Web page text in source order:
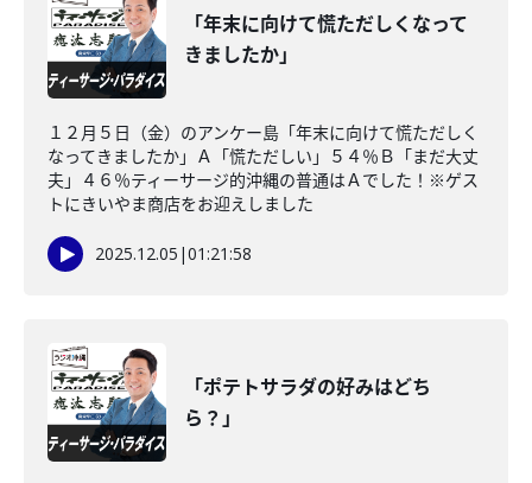
「年末に向けて慌ただしくなって
きましたか」
１２月５日（金）のアンケー島「年末に向けて慌ただしく
なってきましたか」Ａ「慌ただしい」５４％Ｂ「まだ大丈
夫」４６％ティーサージ的沖縄の普通はＡでした！※ゲス
トにきいやま商店をお迎えしました
2025.12.05 |01:21:58
「ポテトサラダの好みはどち
ら？」